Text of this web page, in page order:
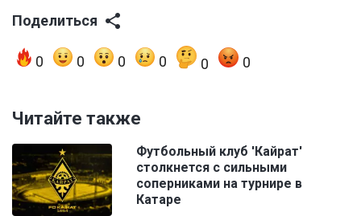
Поделиться
0 0 0 0 0 0
Читайте также
Футбольный клуб 'Кайрат'
столкнется с сильными
соперниками на турнире в
Катаре